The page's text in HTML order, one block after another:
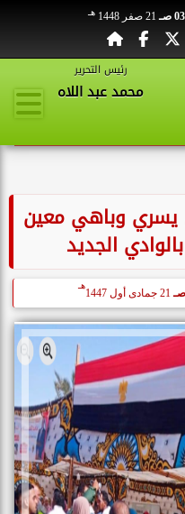
صـ 21 صفر 1448 هـ
رئيس التحرير
محمد عبد اللاه
يسري وباهي معين
الجديد
21 جمادى أول 1447
هـ